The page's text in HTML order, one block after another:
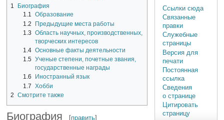
1
Биография
1.1 Образование
1.2
Предыдущие места работы
1.3 Область научных, производственных,
творческих интересов
1.4 Основные факты деятельности
1.5 Ученые степени, почетные звания,
государственные награды
1.6
Иностранный язык
1.7 Хобби
2
Смотрите также
Биография [править]
Ссылки сюда
Связанные
правки
Служебные
страницы
Версия для
печати
Постоянная
ссылка
Сведения
о странице
Цитировать
страницу